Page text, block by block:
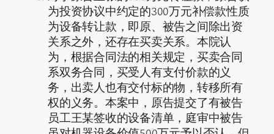
为投资协议中约定的300万元补偿款性质
为设备转让款，即原、被告之间除出资
关系之外，还存在买卖关系。本院认
为，根据合同法的相关规定，买卖合同
系双务合同，买受人有支付价款的义
务，出卖人也有交付标的物，转移所有
权的义务。本案中，原告提交了有被告
员工王某签收的设备清单，庭审中被告